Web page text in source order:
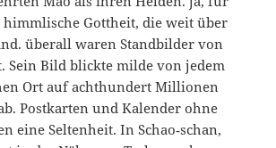
himmlische Gottheit, die weit über
überall waren Standbilder von
Sein Bild blickte milde von jedem
Ort auf achthundert Millionen
Postkarten und Kalender ohne
eine Seltenheit. In Schao‑schan,